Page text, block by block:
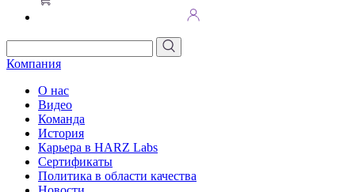
Компания
О нас
Видео
Команда
История
Карьера в HARZ Labs
Сертификаты
Политика в области качества